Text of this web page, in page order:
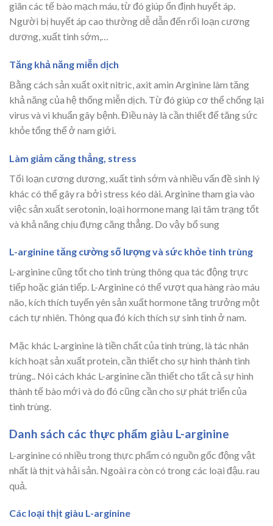
giãn các tế bào mạch máu, từ đó giúp ổn định huyết áp.
Người bị huyết áp cao thường dễ dẫn đến rối loạn cương
dương, xuất tinh sớm,…
Tăng khả năng miễn dịch
Bằng cách sản xuất oxit nitric, axit amin Arginine làm tăng
khả năng của hệ thống miễn dịch. Từ đó giúp cơ thể chống lại
virus và vi khuẩn gây bệnh. Điều này là cần thiết để tăng sức
khỏe tổng thể ở nam giới.
Làm giảm căng thẳng, stress
Tối loạn cương dương, xuất tinh sớm và nhiều vấn đề sinh lý
khác có thể gây ra bởi stress kéo dài. Arginine tham gia vào
việc sản xuất serotonin, loại hormone mang lại tâm trạng tốt
và khả năng chịu đựng căng thẳng. Do vậy bổ sung
L-arginine tăng cường số lượng và sức khỏe tinh trùng
L-arginine cũng tốt cho tinh trùng thông qua tác động trực
tiếp hoặc gián tiếp. L-Arginine có thể vượt qua hàng rào máu
não, kích thích tuyến yên sản xuất hormone tăng trưởng một
cách tự nhiên. Thông qua đó kích thích sự sinh tinh ở nam.
Mặc khác L-arginine là tiền chất của tinh trùng, là tác nhân
kích hoạt sản xuất protein, cần thiết cho sự hình thành tinh
trùng.. Nói cách khác L-arginine cần thiết cho tất cả sự hình
thành tế bào mới và do đó cũng cần cho sự phát triển của
tinh trùng.
Danh sách các thực phẩm giàu L-arginine
L-arginine có nhiều trong thực phẩm có nguồn gốc động vật
nhất là thịt và hải sản. Ngoài ra còn có trong các loại đậu. rau
quả.
Các loại thịt giàu L-arginine